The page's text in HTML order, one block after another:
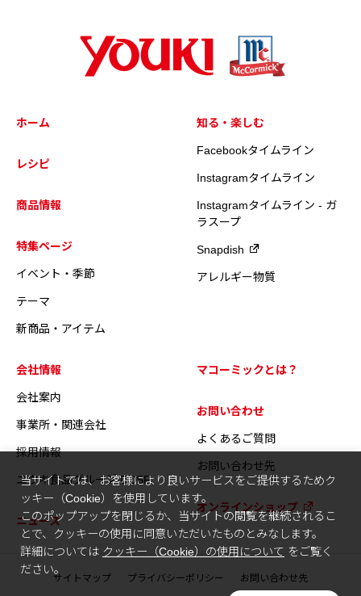
ホーム
レシピ
商品情報
特集ページ
イベント・季節
テーマ
新商品・アイテム
知る・楽しむ
Facebookタイムライン
Instagramタイムライン
Instagramタイムライン - ガ
ラスープ
Snapdish
アレルギー物質
会社情報
会社案内
事業所・関連会社
採用情報
ユウキ食品グループのCSR
ニュース
マコーミックとは？
お問い合わせ
よくあるご質問
お問い合わせ先
オンラインショップ
サイトマップ プライバシーポリシー お問い合わせ先
当サイトでは、お客様により良いサービスをご提供するためク
ッキー（Cookie）を使用しています。
このポップアップを閉じるか、当サイトの閲覧を継続されるこ
とで、クッキーの使用に同意いただいたものとみなします。
詳細については クッキー（Cookie）の使用について をご覧く
ださい。